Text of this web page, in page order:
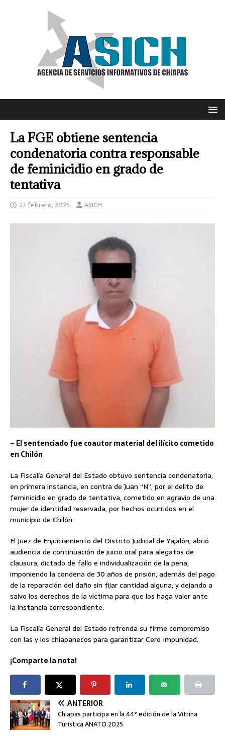
La FGE obtiene sentencia
condenatoria contra responsable
de feminicidio en grado de
tentativa
27 febrero, 2025 ASICH
– El sentenciado fue coautor material del ilícito cometido
en Chilón
La Fiscalía General del Estado obtuvo sentencia condenatoria,
en primera instancia, en contra de Juan “N”, por el delito de
feminicidio en grado de tentativa, cometido en agravio de una
mujer de identidad reservada, por hechos ocurridos en el
municipio de Chilón.
El Juez de Enjuiciamiento del Distrito Judicial de Yajalón, abrió
audiencia de continuación de juicio oral para alegatos de
clausura, dictado de fallo e individualización de la pena,
imponiendo la condena de 30 años de prisión, además del pago
de la reparación del daño sin fijar cantidad alguna, y dejando a
salvo los derechos de la víctima para que los haga valer ante
la instancia correspondiente.
La Fiscalía General del Estado refrenda su firme compromiso
con las y los chiapanecos para garantizar Cero Impunidad.
¡Comparte la nota!
ANTERIOR
Chiapas participa en la 44° edición de la Vitrina
Turística ANATO 2025